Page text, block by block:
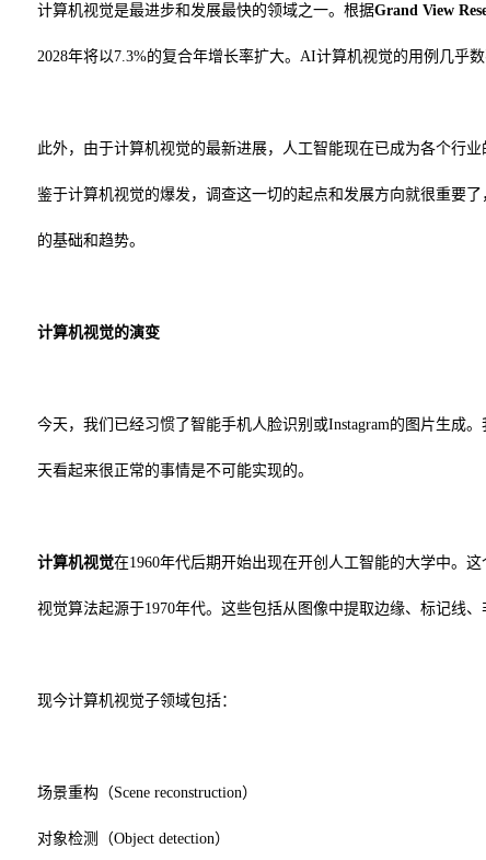
计算机视觉是最进步和发展最快的领域之一。根据Grand View
2028年将以7.3%的复合年增长率扩大。AI计算机视觉的用例几乎
此外，由于计算机视觉的最新进展，人工智能现在已成为各个行
鉴于计算机视觉的爆发，调查这一切的起点和发展方向就很重要
的基础和趋势。
计算机视觉的演变
今天，我们已经习惯了智能手机人脸识别或Instagram的图片生成
天看起来很正常的事情是不可能实现的。
计算机视觉在1960年代后期开始出现在开创人工智能的大学中。
视觉算法起源于1970年代。这些包括从图像中提取边缘、标记线
现今计算机视觉子领域包括：
场景重构（Scene reconstruction）
对象检测（Object detection）